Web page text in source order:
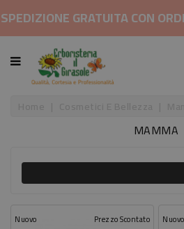
SPEDIZIONE GRATUITA CON
CATEGORIA
HOME
COSMETICI
BELLEZZA
MAMMA
Nuovo
Prezzo Scontato
Nuovo